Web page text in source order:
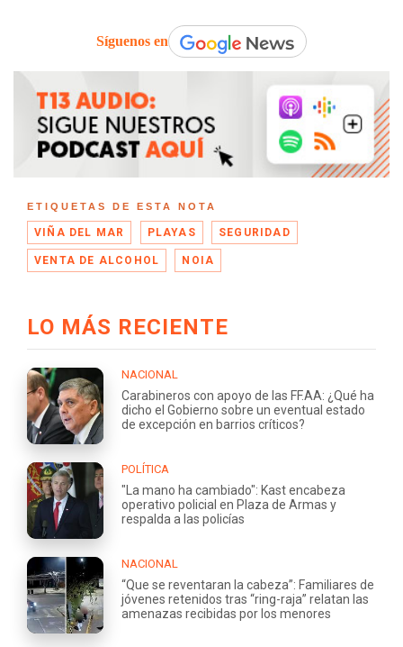
Síguenos en
ETIQUETAS DE ESTA NOTA
VIÑA DEL MAR PLAYAS SEGURIDAD
VENTA DE ALCOHOL NOIA
LO MÁS RECIENTE
NACIONAL
Carabineros con apoyo de las FF.AA: ¿Qué ha
dicho el Gobierno sobre un eventual estado
de excepción en barrios críticos?
POLÍTICA
"La mano ha cambiado": Kast encabeza
operativo policial en Plaza de Armas y
respalda a las policías
NACIONAL
“Que se reventaran la cabeza”: Familiares de
jóvenes retenidos tras “ring-raja” relatan las
amenazas recibidas por los menores